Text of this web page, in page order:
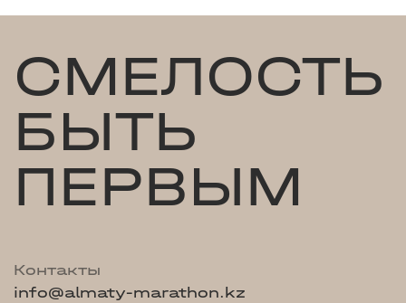
СМЕЛОСТЬ
БЫТЬ
ПЕРВЫМ
Контакты
info@almaty-marathon.kz